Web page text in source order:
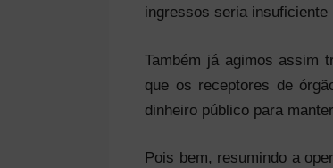
ingressos seria
Também já agimos assim
que os receptores de
dinheiro público para
Pois bem, resumindo a